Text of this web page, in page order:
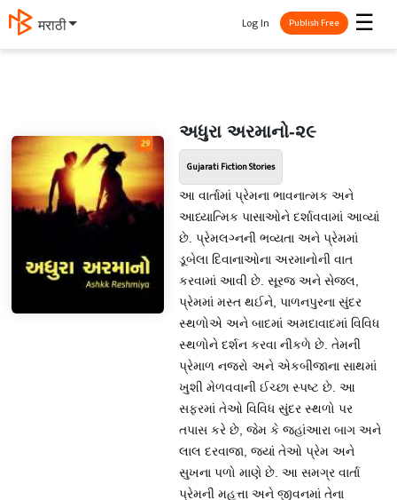
मराठी ☰
Log In Publish Free
અધુરા અરમાનો-૨૯
Gujarati Fiction Stories
આ વાર્તામાં પ્રેમના ભાવનાત્મક અને
આધ્યાત્મિક પાસાઓને દર્શાવવામાં આવ્યાં
છે. પ્રેમલગ્નની ભવ્યતા અને પ્રેમમાં
ડૂબેલા દિવાનાઓના અરમાનોની વાત
કરવામાં આવી છે. સૂરજ અને સેજલ,
પ્રેમમાં મસ્ત થઈને, પાળનપુરના સુંદર
સ્થળોએ અને બાદમાં અમદાવાદમાં વિવિધ
સ્થળોને દર્શન કરવા નીકળે છે. તેમની
પ્રેમાળ નજરો અને એકબીજાના સાથમાં
ખુશી મેળવવાની ઈચ્છા સ્પષ્ટ છે. આ
સફરમાં તેઓ વિવિધ સુંદર સ્થળો પર
તપાસ કરે છે, જેમ કે જહાંઆરા બાગ અને
લાલ દરવાજા, જ્યાં તેઓ પ્રેમ અને
સુખના પળો માણે છે. આ સમગ્ર વાર્તા
પ્રેમની મહત્તા અને જીવનમાં તેના